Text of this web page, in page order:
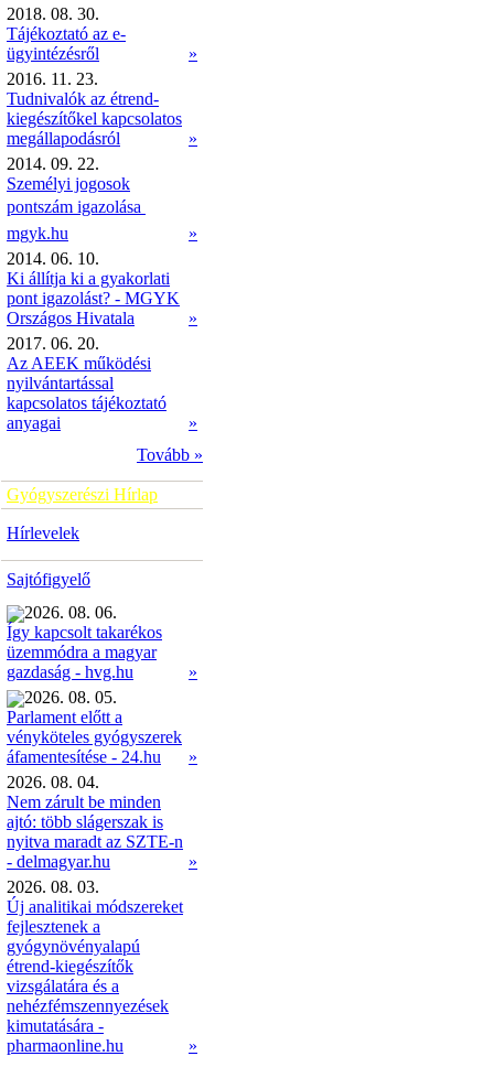
2018. 08. 30.
Tájékoztató az e-
ügyintézésről
»
2016. 11. 23.
Tudnivalók az étrend-
kiegészítőkel kapcsolatos
megállapodásról
»
2014. 09. 22.
Személyi jogosok
pontszám igazolása 
mgyk.hu
»
2014. 06. 10.
Ki állítja ki a gyakorlati
pont igazolást? - MGYK
Országos Hivatala
»
2017. 06. 20.
Az AEEK működési
nyilvántartással
kapcsolatos tájékoztató
anyagai
»
Tovább »
Gyógyszerészi Hírlap
Hírlevelek
Sajtófigyelő
2026. 08. 06.
Így kapcsolt takarékos
üzemmódra a magyar
gazdaság - hvg.hu
»
2026. 08. 05.
Parlament előtt a
vényköteles gyógyszerek
áfamentesítése - 24.hu
»
2026. 08. 04.
Nem zárult be minden
ajtó: több slágerszak is
nyitva maradt az SZTE-n
- delmagyar.hu
»
2026. 08. 03.
Új analitikai módszereket
fejlesztenek a
gyógynövényalapú
étrend-kiegészítők
vizsgálatára és a
nehézfémszennyezések
kimutatására -
pharmaonline.hu
»